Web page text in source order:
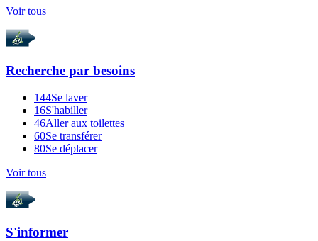
Voir tous
Recherche par besoins
144Se laver
16S'habiller
46Aller aux toilettes
60Se transférer
80Se déplacer
Voir tous
S'informer